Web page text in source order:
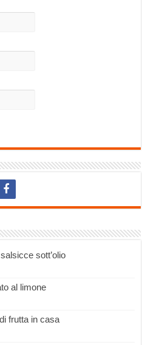
sott’olio
al limone
frutta in casa